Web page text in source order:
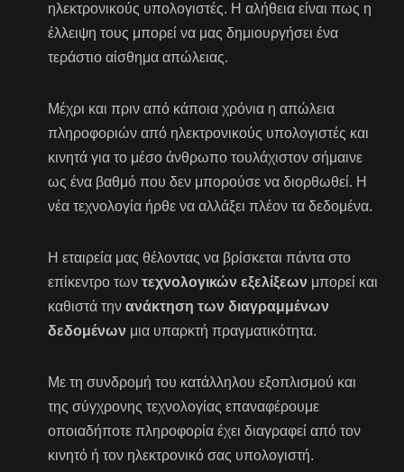
ηλεκτρονικούς υπολογιστές. Η αλήθεια είναι πως η
έλλειψη τους μπορεί να μας δημιουργήσει ένα
τεράστιο αίσθημα απώλειας.
Μέχρι και πριν από κάποια χρόνια η απώλεια
πληροφοριών από ηλεκτρονικούς υπολογιστές και
κινητά για το μέσο άνθρωπο τουλάχιστον σήμαινε
ως ένα βαθμό που δεν μπορούσε να διορθωθεί. Η
νέα τεχνολογία ήρθε να αλλάξει πλέον τα δεδομένα.
Η εταιρεία μας θέλοντας να βρίσκεται πάντα στο
επίκεντρο τωντεχνολογικών εξελίξεων μπορεί και
καθιστά τηνανάκτηση των διαγραμμένων
δεδομένων μια υπαρκτή πραγματικότητα.
Με τη συνδρομή του κατάλληλου εξοπλισμού και
της σύγχρονης τεχνολογίας επαναφέρουμε
οποιαδήποτε πληροφορία έχει διαγραφεί από τον
κινητό ή τον ηλεκτρονικό σας υπολογιστή.